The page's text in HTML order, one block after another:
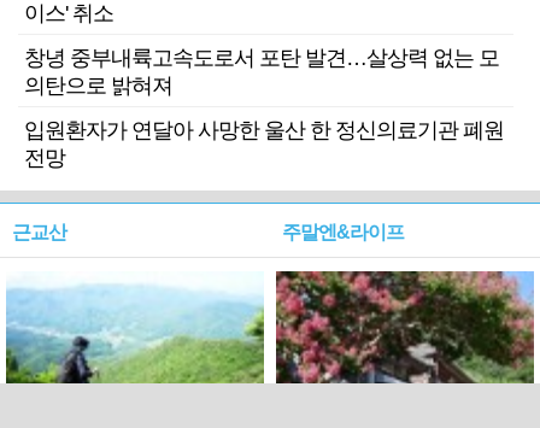
이스' 취소
창녕 중부내륙고속도로서 포탄 발견…살상력 없는 모
의탄으로 밝혀져
입원환자가 연달아 사망한 울산 한 정신의료기관 폐원
전망
근교산 주말엔&라이프